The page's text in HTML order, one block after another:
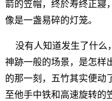
箭的笠帽，终於寿终正寢
像是一盏易碎的灯笼。
没有人知道发生了什么
神跡一般的场景，是怎样
的那一刻，五竹其实便动
至他手中铁和高速旋转的